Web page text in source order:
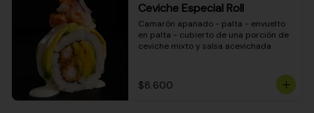
Ceviche Especial Roll
Camarón apanado - palta - envuelto
en palta - cubierto de una porción de
ceviche mixto y salsa acevichada
$8.600